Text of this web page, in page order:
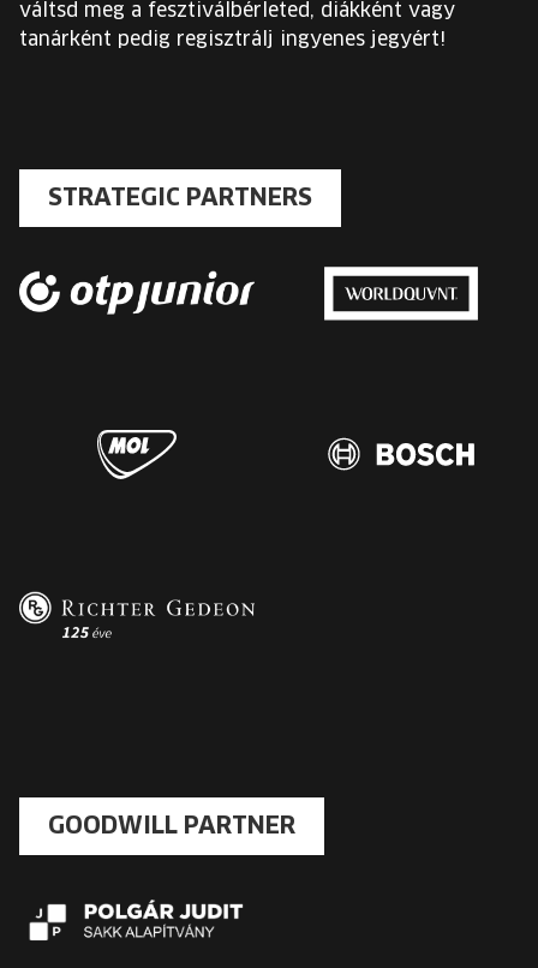
váltsd meg a fesztiválbérleted, diákként vagy
tanárként pedig regisztrálj ingyenes jegyért!
STRATEGIC PARTNERS
GOODWILL PARTNER